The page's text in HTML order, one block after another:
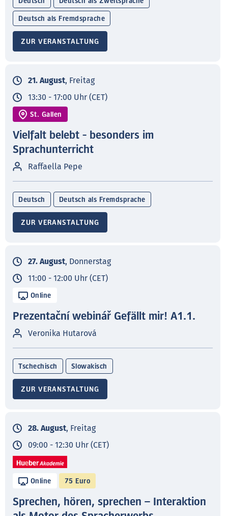
Deutsch als Fremdsprache
ZUR VERANSTALTUNG
21. August, Freitag
13:30 - 17:00 Uhr (CET)
St. Gallen
Vielfalt belebt - besonders im
Sprachunterricht
Raffaella Pepe
Deutsch Deutsch als Fremdsprache
ZUR VERANSTALTUNG
27. August, Donnerstag
11:00 - 12:00 Uhr (CET)
Online
Prezentační webinář Gefällt mir! A1.1.
Veronika Hutarová
Tschechisch Slowakisch
ZUR VERANSTALTUNG
28. August, Freitag
09:00 - 12:30 Uhr (CET)
Online 75 Euro
Sprechen, hören, sprechen – Interaktion